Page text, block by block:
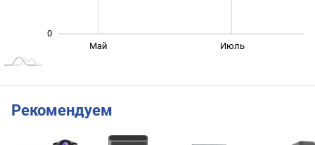
0
Май Июль
Рекомендуем